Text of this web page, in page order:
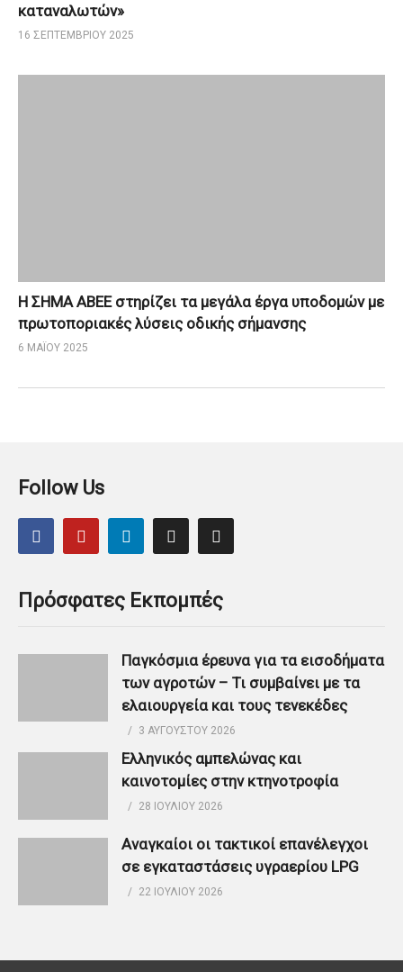
καταναλωτών»
16 ΣΕΠΤΕΜΒΡΊΟΥ 2025
Η ΣΗΜΑ ΑΒΕΕ στηρίζει τα μεγάλα έργα υποδομών με
πρωτοποριακές λύσεις οδικής σήμανσης
6 ΜΑΪ́ΟΥ 2025
Follow Us
Πρόσφατες Εκπομπές
Παγκόσμια έρευνα για τα εισοδήματα
των αγροτών – Τι συμβαίνει με τα
ελαιουργεία και τους τενεκέδες
3 ΑΥΓΟΎΣΤΟΥ 2026
Ελληνικός αμπελώνας και
καινοτομίες στην κτηνοτροφία
28 ΙΟΥΛΊΟΥ 2026
Αναγκαίοι οι τακτικοί επανέλεγχοι
σε εγκαταστάσεις υγραερίου LPG
22 ΙΟΥΛΊΟΥ 2026